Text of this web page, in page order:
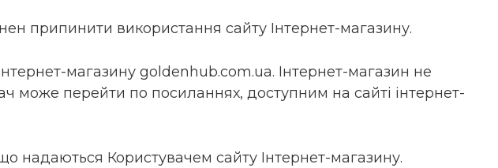
припинити використання сайту Інтернет-магазину.
магазину goldenhub.com.ua. Інтернет-магазин не
може перейти по посиланнях, доступним на сайті інтернет-
надаються Користувачем сайту Інтернет-магазину.